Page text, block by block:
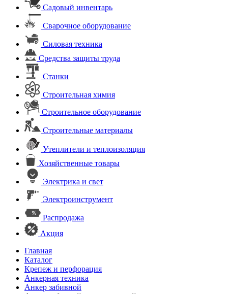
Садовый инвентарь
Сварочное оборудование
Силовая техника
Средства защиты труда
Станки
Строительная химия
Строительное оборудование
Строительные материалы
Утеплители и теплоизоляция
Хозяйственные товары
Электрика и свет
Электроинструмент
Распродажа
Акция
Главная
Каталог
Крепеж и перфорация
Анкерная техника
Анкер забивной